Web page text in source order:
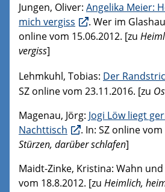
Jungen, Oliver: Angelika Meier:
mich vergiss
. Wer im
online vom 15.06.2012. [zu
vergiss]
Lehmkuhl, Tobias: Der
SZ online vom 23.11.2016. [zu
Magenau, Jörg: Jogi Löw liegt
Nachttisch
. In: SZ online vom
Stürzen, darüber schlafen]
Maidt-Zinke, Kristina: Wahn und
vom 18.8.2012. [zu Heimlich,